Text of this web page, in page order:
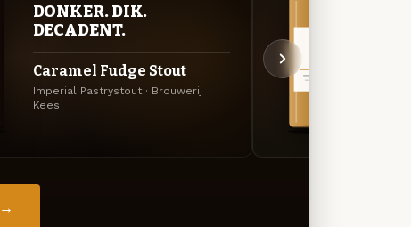
DONKER. DIK.
DECADENT.
Caramel Fudge Stout
Imperial Pastrystout · Brouwerij
Kees